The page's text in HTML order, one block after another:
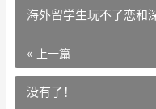
海外留学生玩不了恋和
« 上一篇
没有了！